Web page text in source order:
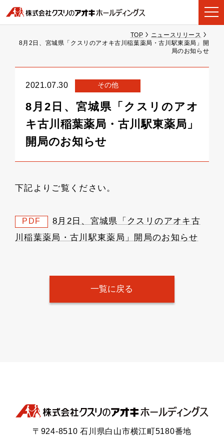
TOP
ニュースリリース
8月2日、宮城県「クスリのアオキ古川稲葉薬局・古川駅東薬局」開
局のお知らせ
2021.07.30 その他
8月2日、宮城県「クスリのアオ
キ古川稲葉薬局・古川駅東薬局」
開局のお知らせ
下記よりご覧ください。
PDF
8月2日、宮城県「クスリのアオキ古
川稲葉薬局・古川駅東薬局」開局のお知らせ
一覧に戻る
〒924-8510 石川県白山市横江町5180番地